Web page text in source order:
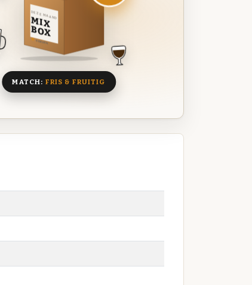
DEZE MAAND
MIX
BOX
8 BIEREN
MATCH: FRIS & FRUITIG